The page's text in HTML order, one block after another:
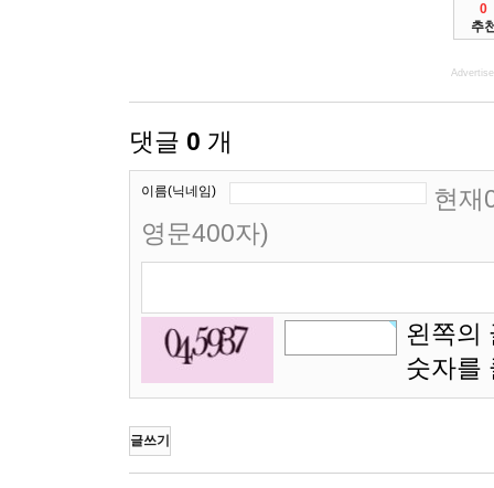
0
추
댓글 0 개
이름(닉네임)
현재
영문400자)
왼쪽의
숫자를
글쓰기